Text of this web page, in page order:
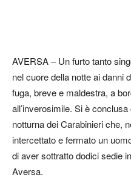
AVERSA – Un furto tanto
nel cuore della notte ai danni
fuga, breve e maldestra, a
all’inverosimile. Si è
notturna dei Carabinieri che,
intercettato e fermato un
di aver sottratto dodici sedie
Aversa.